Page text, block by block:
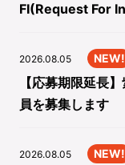
FI(Request For
2026.08.05 NEW!
【応募期限延長
員を募集します
2026.08.05 NEW!